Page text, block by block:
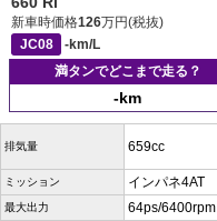
新車時価格126万円(税抜)
JC08
-km/L
満タンでどこまで走る？
-km
排気量 659cc
ミッション インパネ4AT
最大出力 64ps/6400rpm